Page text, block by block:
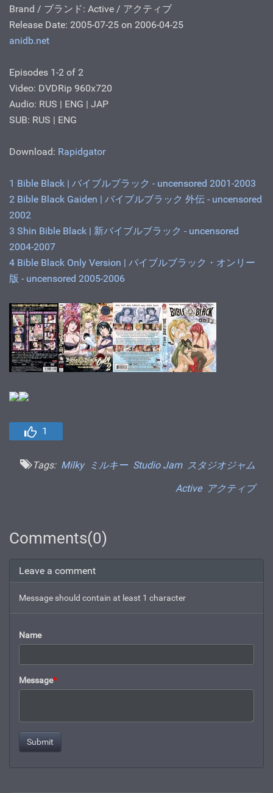
Brand / ブランド: Active / アクティブ
Release Date: 2005-07-25 on 2006-04-25
anidb.net
Episodes 1-2 of 2
Video: DVDRip 960x720
Audio: RUS | ENG | JAP
SUB: RUS | ENG
Download: Rapidgator
1 Bible Black | バイブルブラック - uncensored 2001-2003
2 Bible Black Gaiden | バイブルブラック 外伝 - uncensored
2002
3 Shin Bible Black | 新バイブルブラック - uncensored
2004-2007
4 Bible Black Only Version | バイブルブラック・オンリー
版 - uncensored 2005-2006
1
Tags: Milky ミルキー Studio Jam スタジオジャム
Active
アクティブ
Comments(0)
Leave a comment
Message should contain at least 1 character
Name
Message*